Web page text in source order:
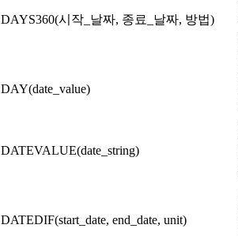
DAYS360(시작_날짜, 종료_날짜, 방법)
DAY(date_value)
DATEVALUE(date_string)
DATEDIF(start_date, end_date, unit)